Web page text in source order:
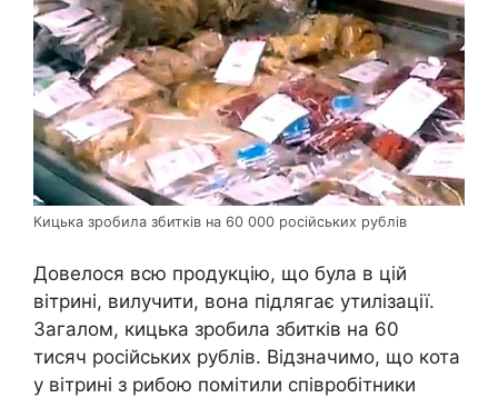
Кицька зробила збитків на 60 000 російських рублів
Довелося всю продукцію, що була в цій
вітрині, вилучити, вона підлягає утилізації.
Загалом, кицька зробила збитків на 60
тисяч російських рублів. Відзначимо, що кота
у вітрині з рибою помітили співробітники